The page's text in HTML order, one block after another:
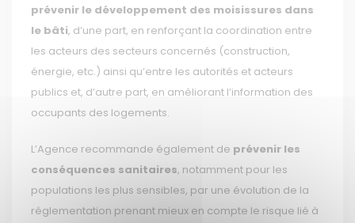
prévenir le développement des moisissures dans
le bâti, d’une part, en renforçant la coordination entre
les acteurs des secteurs concernés (construction,
énergie, etc.) ainsi qu’entre les autorités et acteurs
publics et, d’autre part, en améliorant l’information des
occupants des logements.
L’Agence recommande également de prévenir les
conséquences sanitaires, notamment pour les
populations les plus sensibles, par une évolution de la
réglementation prenant mieux en compte le risque lié à